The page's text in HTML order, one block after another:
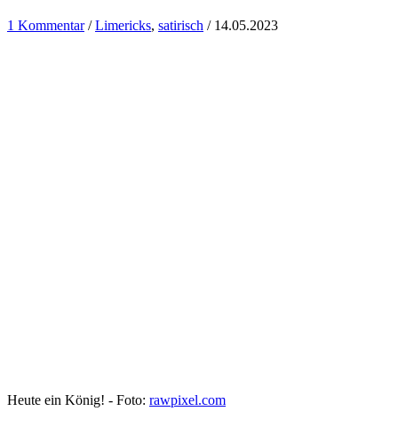
1 Kommentar /Limericks, satirisch / 14.05.2023
Heute ein König! - Foto: rawpixel.com